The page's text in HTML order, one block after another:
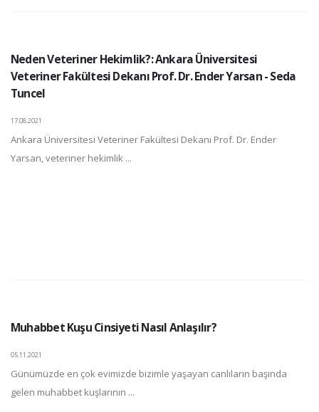
Neden Veteriner Hekimlik?: Ankara Üniversitesi
Veteriner Fakültesi Dekanı Prof. Dr. Ender Yarsan - Seda
Tuncel
17.08.2021
Ankara Üniversitesi Veteriner Fakültesi Dekanı Prof. Dr. Ender
Yarsan, veteriner hekimlik ...
Muhabbet Kuşu Cinsiyeti Nasıl Anlaşılır?
05.11.2021
Günümüzde en çok evimizde bizimle yaşayan canlıların başında
gelen muhabbet kuşlarının ...